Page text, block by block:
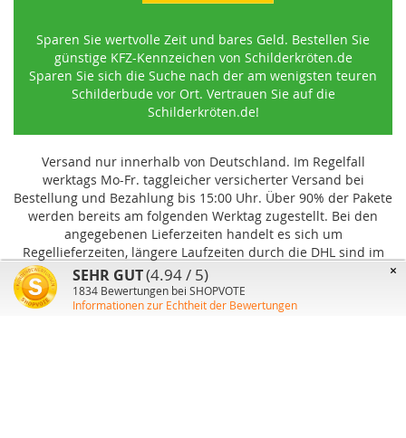
Sparen Sie wertvolle Zeit und bares Geld. Bestellen Sie
günstige KFZ-Kennzeichen von Schilderkröten.de
Sparen Sie sich die Suche nach der am wenigsten teuren
Schilderbude vor Ort. Vertrauen Sie auf die
Schilderkröten.de!
Versand nur innerhalb von Deutschland. Im Regelfall
werktags Mo-Fr. taggleicher versicherter Versand bei
Bestellung und Bezahlung bis 15:00 Uhr. Über 90% der Pakete
werden bereits am folgenden Werktag zugestellt. Bei den
angegebenen Lieferzeiten handelt es sich um
Regellieferzeiten, längere Laufzeiten durch die DHL sind im
Einzelfall möglich und können von uns nicht beeinflusst
werden.
×
SEHR GUT(4.94 / 5)
1834 Bewertungen bei SHOPVOTE
Informationen zur Echtheit der Bewertungen